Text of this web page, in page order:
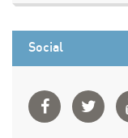
Social